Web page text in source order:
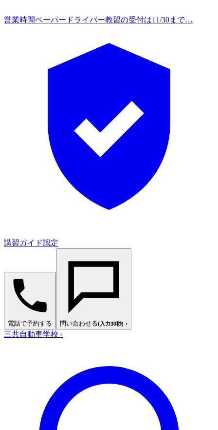
営業時間ペーパードライバー教習の受付は11/30まで…
講習ガイド認定
電話で予約する 問い合わせる(入力30秒) ›
三共自動車学校 ›